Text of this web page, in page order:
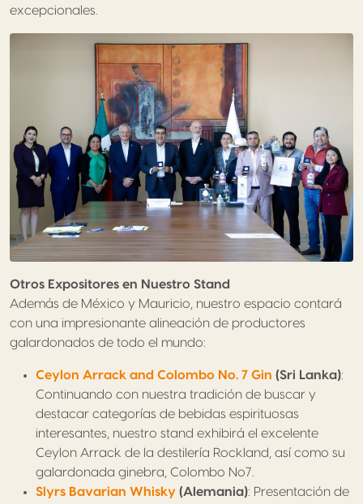
excepcionales.
Otros Expositores en Nuestro Stand
Además de México y Mauricio, nuestro espacio contará
con una impresionante alineación de productores
galardonados de todo el mundo:
Ceylon Arrack and Colombo No. 7 Gin (Sri Lanka):
Continuando con nuestra tradición de buscar y
destacar categorías de bebidas espirituosas
interesantes, nuestro stand exhibirá el excelente
Ceylon Arrack de la destilería Rockland, así como su
galardonada ginebra, Colombo No7.
Slyrs Bavarian Whisky (Alemania): Presentación de